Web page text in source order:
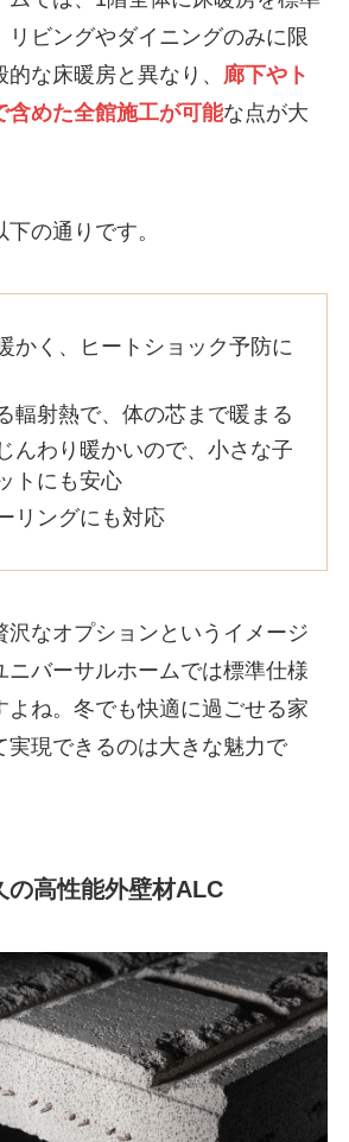
リビングやダイニングのみに限
な床暖房と異なり、 廊下やト
含めた全館施工が可能な点が大
の通りです。
かく、ヒートショック予防に
輻射熱で、体の芯まで暖まる
んわり暖かいので、小さな子
トにも安心
リングにも対応
沢なオプションというイメージ
ニバーサルホームでは標準仕様
よね。冬でも快適に過ごせる家
実現できるのは大きな魅力で
の高性能外壁材ALC